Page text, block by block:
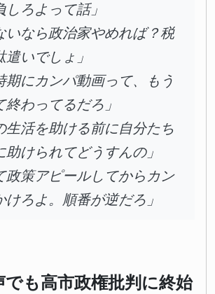
しろよって話」
いなら政治家やめれば？税
遣いでしょ」
期にカンパ動画って、もう
終わってるだろ」
生活を助ける前に自分たち
助けられてどうすんの」
政策アピールしてからカン
けろよ。順番が逆だろ」
でも高市政権批判に終始